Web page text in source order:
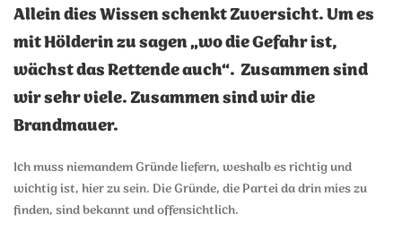
Allein dies Wissen schenkt Zuversicht. Um es
mit Hölderin zu sagen „wo die Gefahr ist,
wächst das Rettende auch“. Zusammen sind
wir sehr viele. Zusammen sind wir die
Brandmauer.
Ich muss niemandem Gründe liefern, weshalb es richtig und
wichtig ist, hier zu sein. Die Gründe, die Partei da drin mies zu
finden, sind bekannt und offensichtlich.